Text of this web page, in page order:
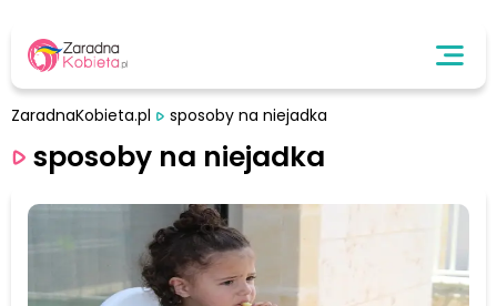
ZaradnaKobieta.pl sposoby na niejadka
sposoby na niejadka